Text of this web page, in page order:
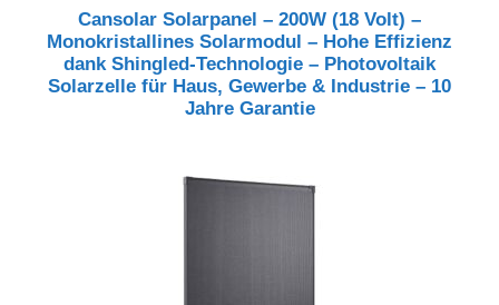
Cansolar Solarpanel – 200W (18 Volt) –
Monokristallines Solarmodul – Hohe Effizienz
dank Shingled-Technologie – Photovoltaik
Solarzelle für Haus, Gewerbe & Industrie – 10
Jahre Garantie